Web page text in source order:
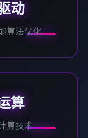
动
算法优化
算
算技术